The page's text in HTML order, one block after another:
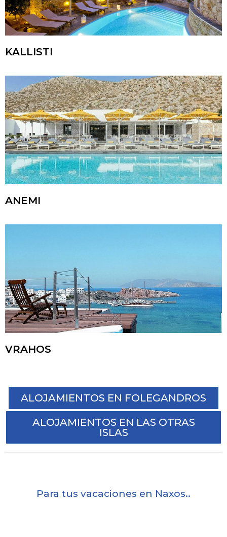
KALLISTI
ANEMI
VRAHOS
ALOJAMIENTOS EN FOLEGANDROS
ALOJAMIENTOS EN LAS OTRAS
ISLAS
Para tus vacaciones en Naxos..